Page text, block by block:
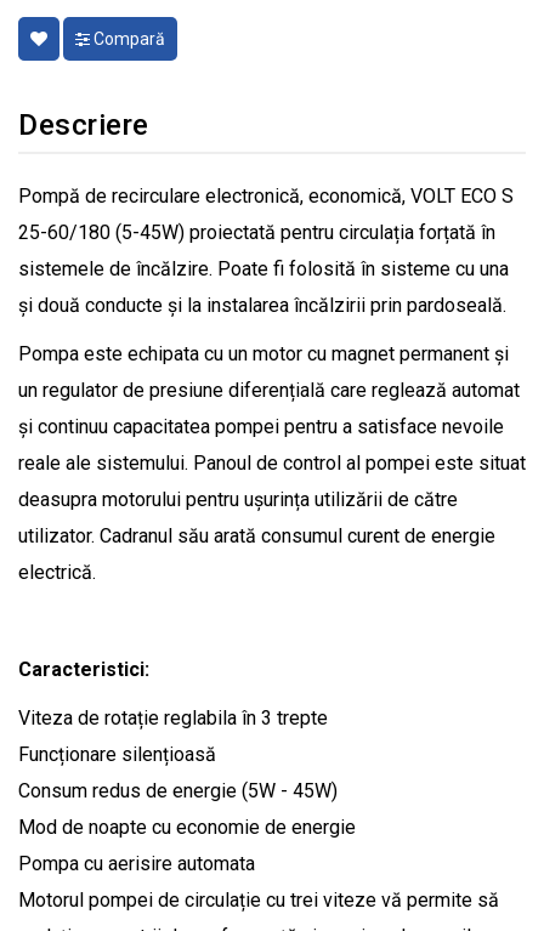
Compară
Descriere
Pompă de recirculare electronică, economică, VOLT ECO S
25-60/180 (5-45W) proiectată pentru circulația forțată în
sistemele de încălzire. Poate fi folosită în sisteme cu una
și două conducte și la instalarea încălzirii prin pardoseală.
Pompa este echipata cu un motor cu magnet permanent și
un regulator de presiune diferențială care reglează automat
și continuu capacitatea pompei pentru a satisface nevoile
reale ale sistemului. Panoul de control al pompei este situat
deasupra motorului pentru ușurința utilizării de către
utilizator. Cadranul său arată consumul curent de energie
electrică.
Caracteristici:
Viteza de rotație reglabila în 3 trepte
Funcționare silențioasă
Consum redus de energie (5W - 45W)
Mod de noapte cu economie de energie
Pompa cu aerisire automata
Motorul pompei de circulație cu trei viteze vă permite să